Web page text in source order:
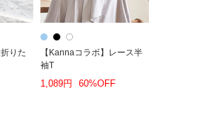
りた
【Kannaコラボ】レース半
袖T
1,089円 60%OFF